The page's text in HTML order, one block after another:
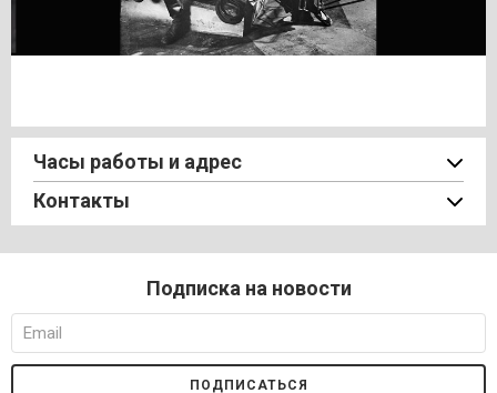
Часы работы и адрес
Контакты
Подписка на новости